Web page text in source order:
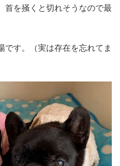
首を掻くと切れそうなので最
です。（実は存在を忘れてま